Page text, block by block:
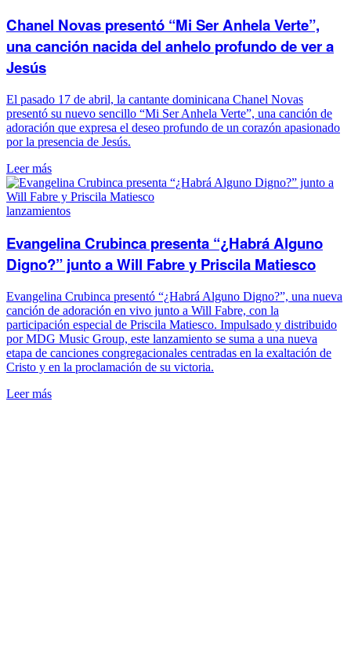
Chanel Novas presentó “Mi Ser Anhela Verte”,
una canción nacida del anhelo profundo de ver a
Jesús
El pasado 17 de abril, la cantante dominicana Chanel Novas
presentó su nuevo sencillo “Mi Ser Anhela Verte”, una canción de
adoración que expresa el deseo profundo de un corazón apasionado
por la presencia de Jesús.
Leer más
lanzamientos
Evangelina Crubinca presenta “¿Habrá Alguno
Digno?” junto a Will Fabre y Priscila Matiesco
Evangelina Crubinca presentó “¿Habrá Alguno Digno?”, una nueva
canción de adoración en vivo junto a Will Fabre, con la
participación especial de Priscila Matiesco. Impulsado y distribuido
por MDG Music Group, este lanzamiento se suma a una nueva
etapa de canciones congregacionales centradas en la exaltación de
Cristo y en la proclamación de su victoria.
Leer más